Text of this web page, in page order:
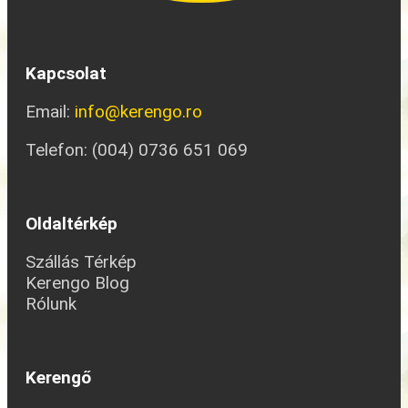
Kapcsolat
Email: info@kerengo.ro
Telefon: (004) 0736 651 069
Oldaltérkép
Szállás Térkép
Kerengo Blog
Rólunk
Kerengő